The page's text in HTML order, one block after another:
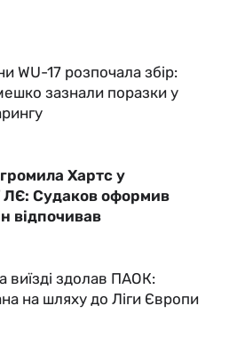
WU-17 розпочала збір:
зазнали поразки у
Хартс у
ЛЄ: Судаков оформив
відпочивав
виїзді здолав ПАОК:
на шляху до Ліги Європи